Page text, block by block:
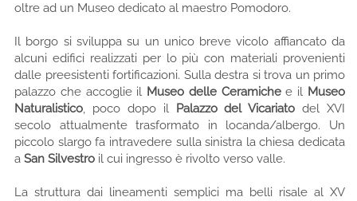
oltre ad un Museo dedicato al maestro Pomodoro.
Il borgo si sviluppa su un unico breve vicolo affiancato da
alcuni edifici realizzati per lo più con materiali provenienti
dalle preesistenti fortificazioni. Sulla destra si trova un primo
palazzo che accoglie il Museo delle Ceramichee il Museo
Naturalistico, poco dopo il Palazzo del Vicariato del XVI
secolo attualmente trasformato in locanda/albergo. Un
piccolo slargo fa intravedere sulla sinistra la chiesa dedicata
a San Silvestro il cui ingresso è rivolto verso valle.
La struttura dai lineamenti semplici ma belli risale al XV